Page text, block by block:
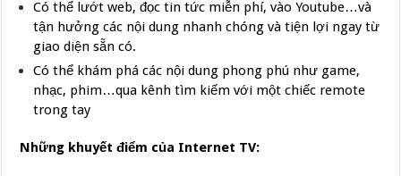
Có thể lướt web, đọc tin tức miễn phí, vào Youtube…và
tận hưởng các nội dung nhanh chóng và tiện lợi ngay từ
giao diện sẵn có.
Có thể khám phá các nội dung phong phú như game,
nhạc, phim…qua kênh tìm kiếm với một chiếc remote
trong tay
Những khuyết điểm của Internet TV: